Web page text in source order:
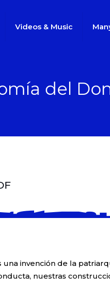
Videos & Music
del
invención de la
nuestras